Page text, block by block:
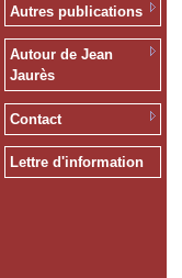
Autres publications
Autour de Jean
Jaurès
Contact
Lettre d'information